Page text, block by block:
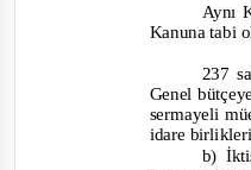
Aynı
Kanuna tabi
237
Genel
sermayeli
idare
b)